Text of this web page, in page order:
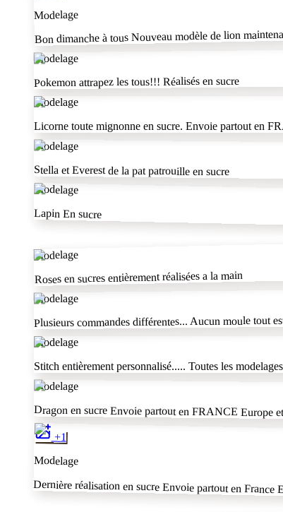
Modelage
Bon dimanche à tous Nouveau modèle de lion
Modelage
Pokemon attrapez les tous!!! Réalisés en sucre
Modelage
Licorne toute mignonne en sucre. Envoie partout en
Modelage
Stella et Everest de la pat patrouille en sucre
Modelage
Lapin En sucre
Modelage
Roses en sucres entièrement réalisées a la main
Modelage
Plusieurs commandes différentes... Aucun moule tout
Modelage
Stitch entièrement personnalisé..... Toutes les
Modelage
Dragon en sucre Envoie partout en FRANCE Europe
+1
Modelage
Dernière réalisation en sucre Envoie partout en France